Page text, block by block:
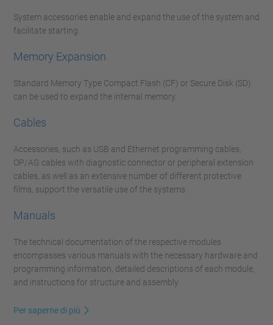
System accessories enable and expand the use of the system and
facilitate starting.
Memory Expansion
Standard Memory Type Compact Flash (CF) or Secure Disk (SD)
can be used to expand the internal memory.
Cables
Accessories, such as USB and Ethernet programming cables,
OP/AG cables with diagnostic connector or peripheral extension
cables, as well as an extensive number of different protective
films, support the versatile use of the systems.
Manuals
The technical documentation of the respective modules
encompasses various manuals with the necessary hardware and
programming information, detailed descriptions of each module,
and instructions for structure and assembly.
Per saperne di più